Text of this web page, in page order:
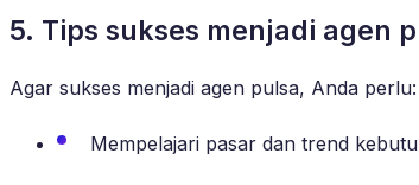
5. Tips sukses menjadi agen
Agar sukses menjadi agen pulsa, Anda perlu:
Mempelajari pasar dan trend